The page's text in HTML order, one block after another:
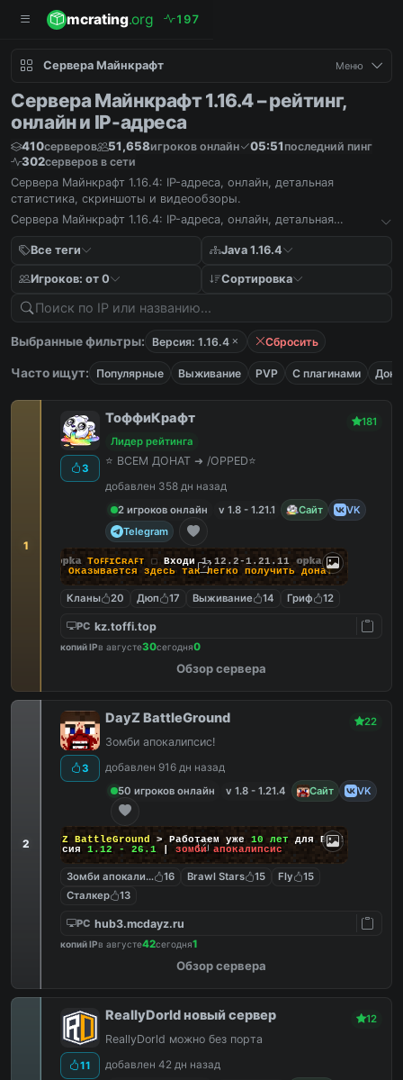
mcrating.org 1 97
Сервера Майнкрафт Меню
Сервера Майнкрафт 1.16.4 – рейтинг,
онлайн и IP-адреса
410серверов 51,658игроков онлайн 05:51 последний пинг
302серверов в сети
Сервера Майнкрафт 1.16.4: IP-адреса, онлайн, детальная
статистика, скриншоты и видеообзоры.
Сервера Майнкрафт 1.16.4: IP-адреса, онлайн, детальная
Все теги
Java 1.16.4
Игроков: от 0 Сортировка
Выбранные фильтры: Версия: 1.16.4 Сбросить
Часто ищут: Популярные Выживание PVP С плагинами
1
3
ТоффиКрафт
181
Лидер рейтинга
⭐ ВСЕМ ДОНАТ ➜ /OPPED⭐
добавлен 358 дн назад
2 игроков онлайн
v 1.8 - 1.21.1 Сайт
VK
Telegram
opka TᴏꜰꜰɪCʀᴀꜰᴛ ▢ Входи1.12.2-1.21.11 opka
❯ Оказывается здесь так легко получить донат
Кланы 20 Дюп 17 Выживание 14 Гриф 12
PC kz.toffi.top
копий IPв августе30сегодня0
Обзор сервера
2
3
DayZ BattleGround 22
Зомби апокалипсис!
добавлен 916 дн назад
50 игроков онлайн
v 1.8 - 1.21.4 Сайт VK
DayZ BattleGround > Работаем уже 10 лет для Вас!
Версия 1.12 - 26.1 | зомби апокалипсис
Зомби апокалипсис16 Brawl Stars 15 Fly
15
Сталкер
13
PC hub3.mcdayz.ru
копий IPв августе42сегодня1
Обзор сервера
11
ReallyDorld новый сервер 12
ReallyDorld можно без порта
добавлен 42 дн назад